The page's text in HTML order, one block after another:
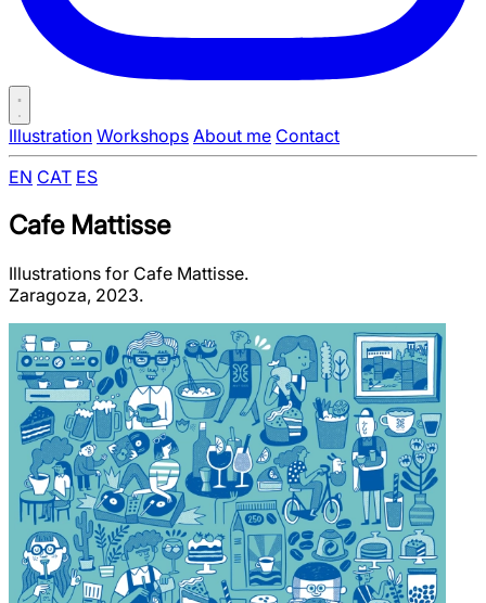
Illustration Workshops About me Contact
EN CAT ES
Cafe Mattisse
Illustrations for Cafe Mattisse.
Zaragoza, 2023.